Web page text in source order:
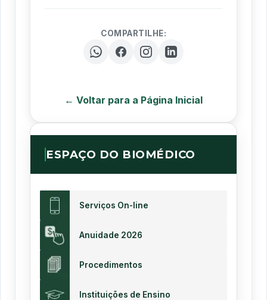
COMPARTILHE:
← Voltar para a Página Inicial
ESPAÇO DO BIOMÉDICO
Serviços On-line
Anuidade 2026
Procedimentos
Instituições de Ensino